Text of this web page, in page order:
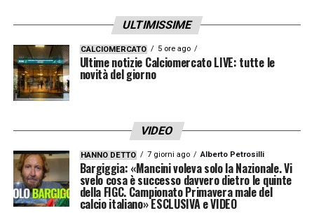
ULTIMISSIME
CALCIOMERCATO 5 ore ago
Ultime notizie Calciomercato LIVE: tutte le
novità del giorno
VIDEO
HANNO DETTO 7 giorni ago Alberto Petrosilli
Bargiggia: «Mancini voleva solo la Nazionale. Vi
svelo cosa è successo davvero dietro le quinte
della FIGC. Campionato Primavera male del
calcio italiano» ESCLUSIVA e VIDEO